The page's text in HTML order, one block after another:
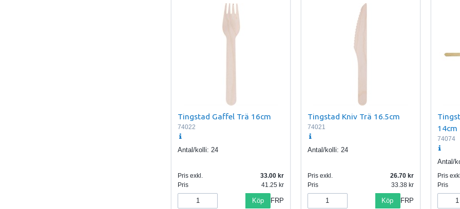
Tingstad Gaffel Trä 16cm
74022
Antal/kolli: 24
Pris exkl.
33.00
Pris
41.25
Köp FRP
Tingstad Kniv Trä 16.5cm
74021
Antal/kolli: 24
Pris exkl.
26.70
Pris
33.38
Köp FRP
14cm
74074
Antal/
Pris
Pris